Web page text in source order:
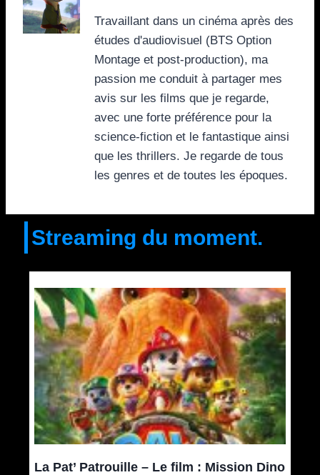
Travaillant dans un cinéma après des
études d'audiovisuel (BTS Option
Montage et post-production), ma
passion me conduit à partager mes
avis sur les films que je regarde,
avec une forte préférence pour la
science-fiction et le fantastique ainsi
que les thrillers. Je regarde de tous
les genres et de toutes les époques.
Streaming du moment.
La Pat’ Patrouille – Le film : Mission Dino